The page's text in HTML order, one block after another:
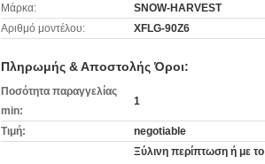
Μάρκα:
SNOW-HARVEST
Αριθμό μοντέλου:
XFLG-90Z6
Πληρωμής & Αποστολής Όροι:
Ποσότητα παραγγελίας
min:
1
Τιμή: negotiable
Ξύλινη περίπτωση ή με το